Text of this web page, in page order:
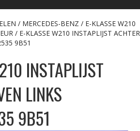
/ MERCEDES-BENZ / E-KLASSE W210
/ E-KLASSE W210 INSTAPLIJST ACHTER
9B51
INSTAPLIJST
LINKS
9B51